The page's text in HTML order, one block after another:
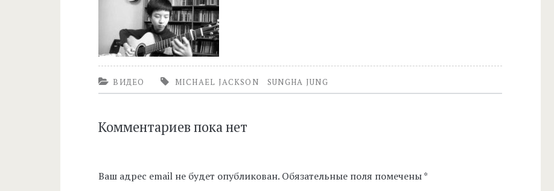
ВИДЕО MICHAEL JACKSON SUNGHA JUNG
Комментариев пока нет
Ваш адрес email не будет опубликован. Обязательные поля помечены*